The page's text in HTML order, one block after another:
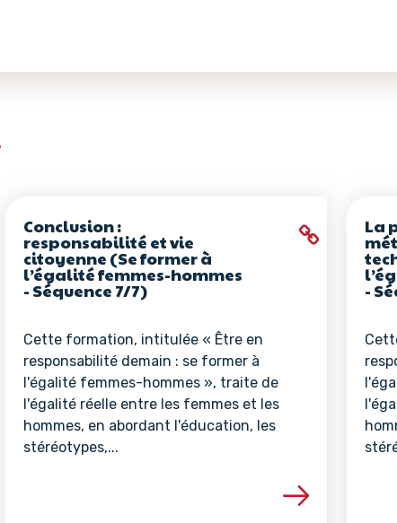
Conclusion :
responsabilité et vie
citoyenne (Se former à
l’égalité femmes-hommes
- Séquence 7/7)
Cette formation, intitulée « Être en
responsabilité demain : se former à
l'égalité femmes-hommes », traite de
l'égalité réelle entre les femmes et les
hommes, en abordant l'éducation, les
stéréotypes,...
Voir les détails de la ressource
La
-